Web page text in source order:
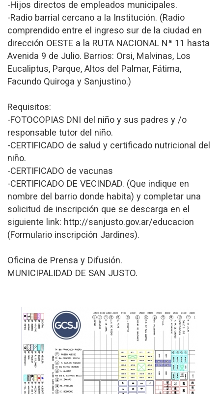
-Hijos directos de empleados municipales.
-Radio barrial cercano a la Institución. (Radio
comprendido entre el ingreso sur de la ciudad en
dirección OESTE a la RUTA NACIONAL Nª 11 hasta
Avenida 9 de Julio. Barrios: Orsi, Malvinas, Los
Eucaliptus, Parque, Altos del Palmar, Fátima,
Facundo Quiroga y Sanjustino.)
Requisitos:
-FOTOCOPIAS DNI del niño y sus padres y /o
responsable tutor del niño.
-CERTIFICADO de salud y certificado nutricional del
niño.
-CERTIFICADO de vacunas
-CERTIFICADO DE VECINDAD. (Que indique en
nombre del barrio donde habita) y completar una
solicitud de inscripción que se descarga en el
siguiente link: http://sanjusto.gov.ar/educacion
(Formulario inscripción Jardines).
Oficina de Prensa y Difusión.
MUNICIPALIDAD DE SAN JUSTO.